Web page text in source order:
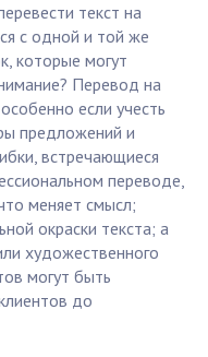
текст на
с одной и той же
которые могут
Перевод на
если учесть
предложений и
встречающиеся
переводе,
меняет смысл;
окраски текста; а
художественного
могут быть
до